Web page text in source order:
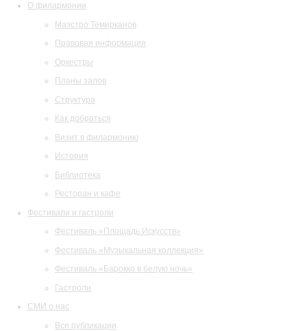
О филармонии
Маэстро Темирканов
Правовая информация
Оркестры
Планы залов
Структура
Как добраться
Визит в филармонию
История
Библиотека
Ресторан и кафе
Фестивали и гастроли
Фестиваль «Площадь Искусств»
Фестиваль «Музыкальная коллекция»
Фестиваль «Барокко в белую ночь»
Гастроли
СМИ о нас
Все публикации